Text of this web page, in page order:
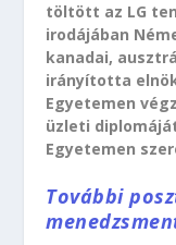
töltött az LG
irodájában
kanadai,
irányította
Egyetemen
üzleti
Egyetemen
További